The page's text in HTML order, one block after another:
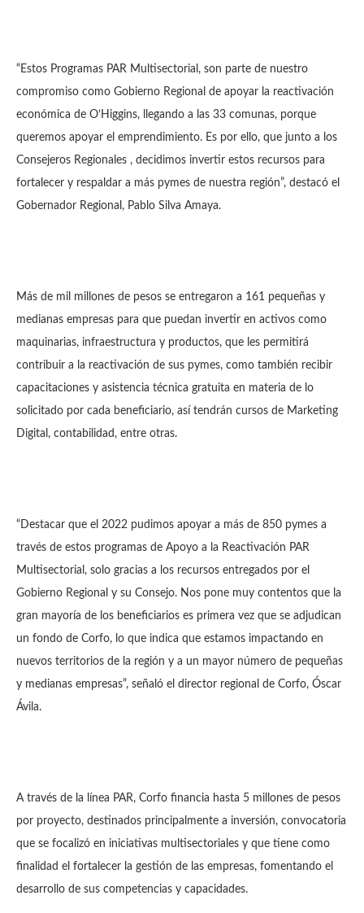
“Estos Programas PAR Multisectorial, son parte de nuestro
compromiso como Gobierno Regional de apoyar la reactivación
económica de O’Higgins, llegando a las 33 comunas, porque
queremos apoyar el emprendimiento. Es por ello, que junto a los
Consejeros Regionales , decidimos invertir estos recursos para
fortalecer y respaldar a más pymes de nuestra región”, destacó el
Gobernador Regional, Pablo Silva Amaya.
Más de mil millones de pesos se entregaron a 161 pequeñas y
medianas empresas para que puedan invertir en activos como
maquinarias, infraestructura y productos, que les permitirá
contribuir a la reactivación de sus pymes, como también recibir
capacitaciones y asistencia técnica gratuita en materia de lo
solicitado por cada beneficiario, así tendrán cursos de Marketing
Digital, contabilidad, entre otras.
“Destacar que el 2022 pudimos apoyar a más de 850 pymes a
través de estos programas de Apoyo a la Reactivación PAR
Multisectorial, solo gracias a los recursos entregados por el
Gobierno Regional y su Consejo. Nos pone muy contentos que la
gran mayoría de los beneficiarios es primera vez que se adjudican
un fondo de Corfo, lo que indica que estamos impactando en
nuevos territorios de la región y a un mayor número de pequeñas
y medianas empresas”, señaló el director regional de Corfo, Óscar
Ávila.
A través de la línea PAR, Corfo financia hasta 5 millones de pesos
por proyecto, destinados principalmente a inversión, convocatoria
que se focalizó en iniciativas multisectoriales y que tiene como
finalidad el fortalecer la gestión de las empresas, fomentando el
desarrollo de sus competencias y capacidades.